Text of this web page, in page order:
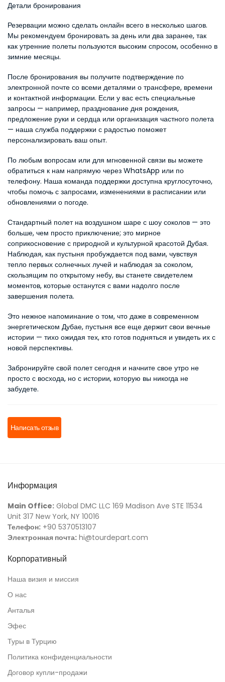
Детали бронирования
Резервации можно сделать онлайн всего в несколько шагов.
Мы рекомендуем бронировать за день или два заранее, так
как утренние полеты пользуются высоким спросом, особенно в
зимние месяцы.
После бронирования вы получите подтверждение по
электронной почте со всеми деталями о трансфере, времени
и контактной информации. Если у вас есть специальные
запросы — например, празднование дня рождения,
предложение руки и сердца или организация частного полета
— наша служба поддержки с радостью поможет
персонализировать ваш опыт.
По любым вопросам или для мгновенной связи вы можете
обратиться к нам напрямую через WhatsApp или по
телефону. Наша команда поддержки доступна круглосуточно,
чтобы помочь с запросами, изменениями в расписании или
обновлениями о погоде.
Стандартный полет на воздушном шаре с шоу соколов — это
больше, чем просто приключение; это мирное
соприкосновение с природной и культурной красотой Дубая.
Наблюдая, как пустыня пробуждается под вами, чувствуя
тепло первых солнечных лучей и наблюдая за соколом,
скользящим по открытому небу, вы станете свидетелем
моментов, которые останутся с вами надолго после
завершения полета.
Это нежное напоминание о том, что даже в современном
энергетическом Дубае, пустыня все еще держит свои вечные
истории — тихо ожидая тех, кто готов подняться и увидеть их с
новой перспективы.
Забронируйте свой полет сегодня и начните свое утро не
просто с восхода, но с истории, которую вы никогда не
забудете.
Написать отзыв
Информация
Main Office: Global DMC LLC 169 Madison Ave STE 11534
Unit 317 New York, NY 10016
Телефон: +90 5370513107
Электронная почта: hi@tourdepart.com
Корпоративный
Наша визия и миссия
О нас
Анталья
Эфес
Туры в Турцию
Политика конфиденциальности
Договор купли-продажи